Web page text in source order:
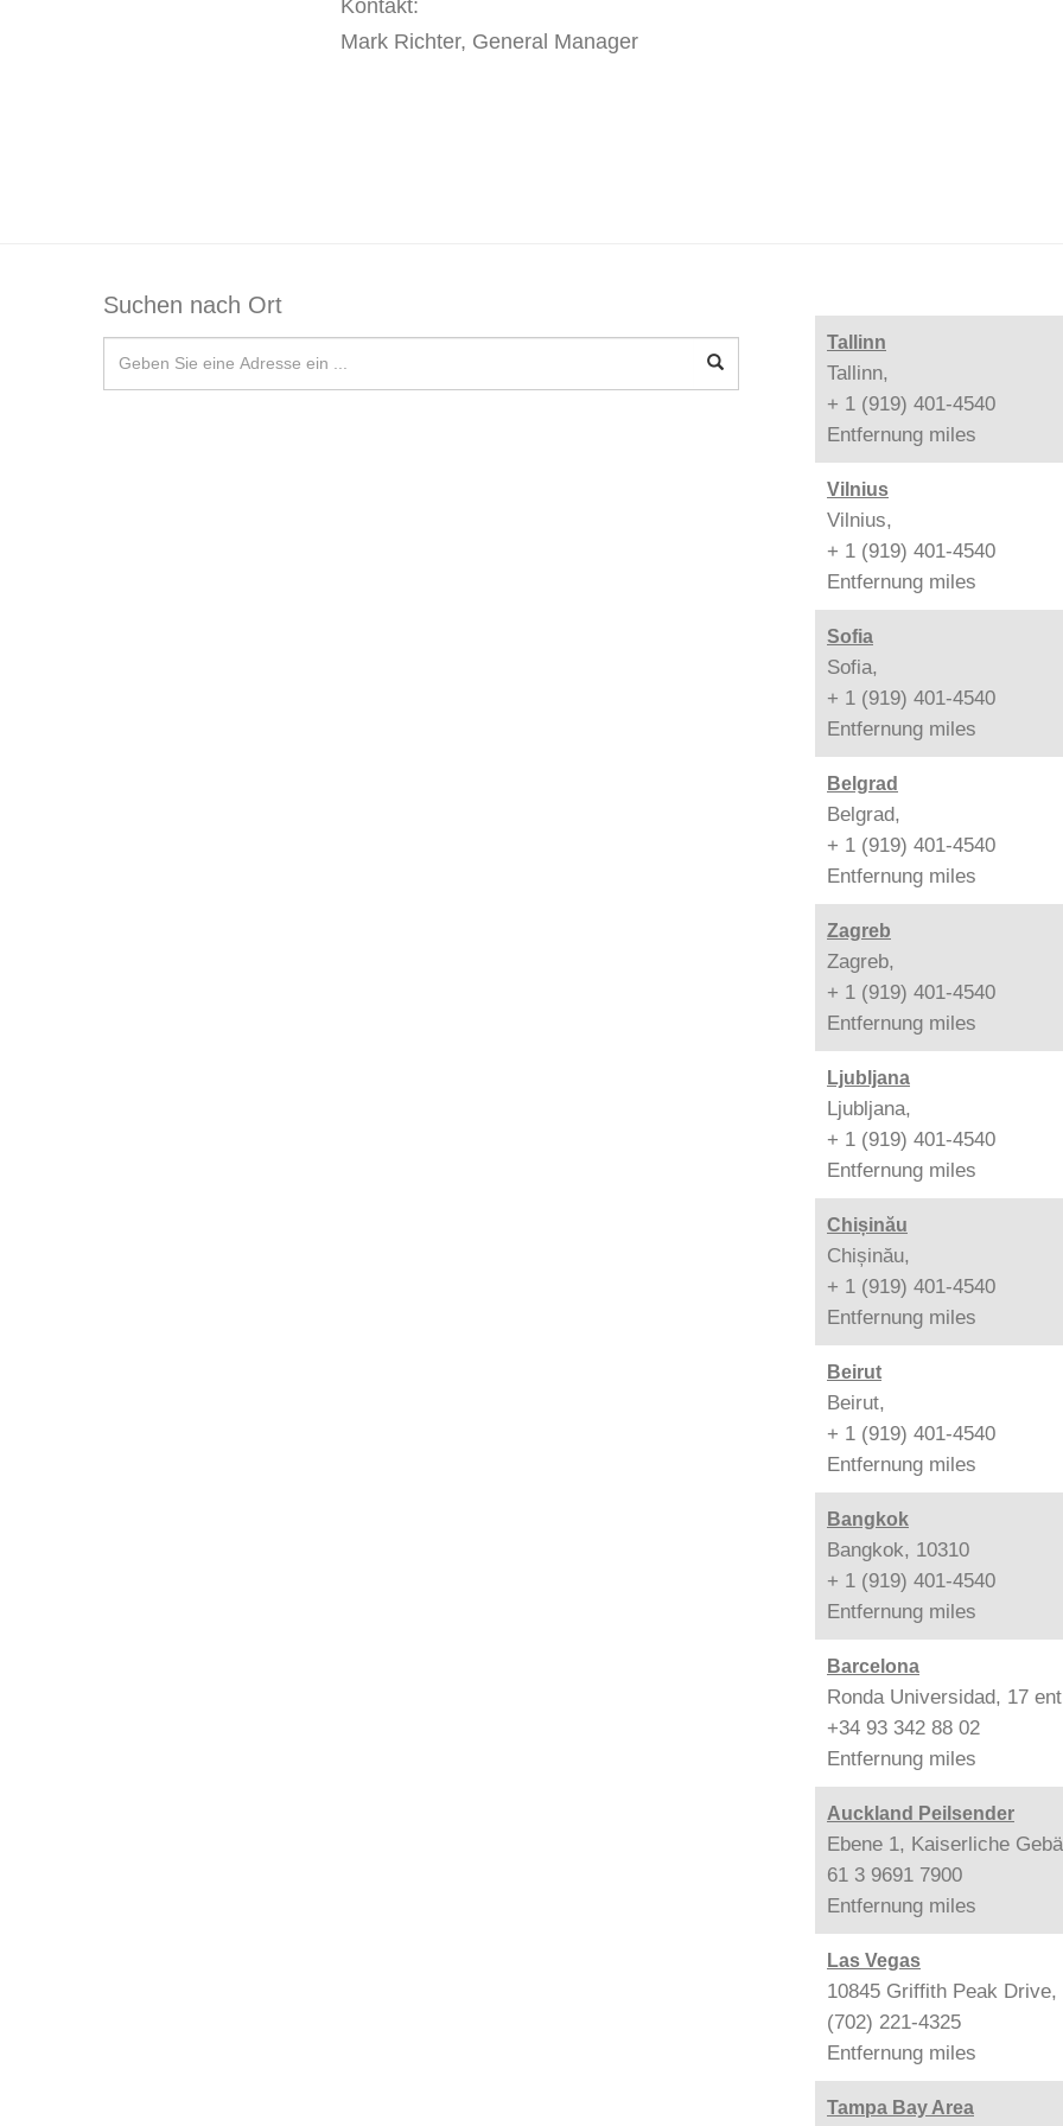
Kontakt:
Mark Richter, General Manager
Suchen nach Ort
Tallinn
Tallinn,
+ 1 (919) 401-4540
Entfernung miles
Vilnius
Vilnius,
+ 1 (919) 401-4540
Entfernung miles
Sofia
Sofia,
+ 1 (919) 401-4540
Entfernung miles
Belgrad
Belgrad,
+ 1 (919) 401-4540
Entfernung miles
Zagreb
Zagreb,
+ 1 (919) 401-4540
Entfernung miles
Ljubljana
Ljubljana,
+ 1 (919) 401-4540
Entfernung miles
Chișinău
Chișinău,
+ 1 (919) 401-4540
Entfernung miles
Beirut
Beirut,
+ 1 (919) 401-4540
Entfernung miles
Bangkok
Bangkok, 10310
+ 1 (919) 401-4540
Entfernung miles
Barcelona
Ronda Universidad, 17
+34 93 342 88 02
Entfernung miles
Auckland Peilsender
Ebene 1, Kaiserliche
61 3 9691 7900
Entfernung miles
Las Vegas
10845 Griffith Peak
(702) 221-4325
Entfernung miles
Tampa Bay Area